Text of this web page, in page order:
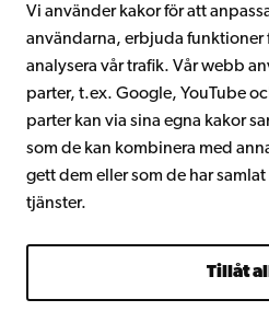
Vi använder kakor för att
användarna, erbjuda funktioner
analysera vår trafik. Vår webb
parter, t.ex. Google, YouTube
parter kan via sina egna kakor
som de kan kombinera med
gett dem eller som de har
tjänster.
Tillåt
Facebook InstagramYouTube LinkedIn